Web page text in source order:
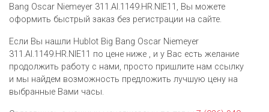
Bang Oscar Niemeyer 311.AI.1149.HR.NIE11, Вы можете
оформить быстрый заказ без регистрации на сайте.
Если Вы нашли Hublot Big Bang Oscar Niemeyer
311.AI.1149.HR.NIE11 по цене ниже , и у Вас есть желание
продолжить работу с нами, просто пришлите нам ссылку
и мы найдем возможность предложить лучшую цену на
выбранные Вами часы.